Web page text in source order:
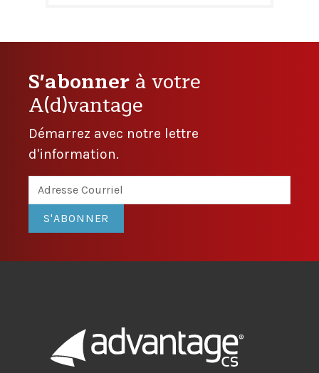
S'abonnerà votre
A(d)vantage
Démarrez avec notre lettre
d'information.
S'ABONNER